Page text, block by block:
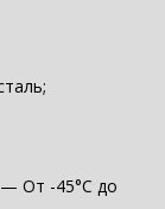
От -45°С до